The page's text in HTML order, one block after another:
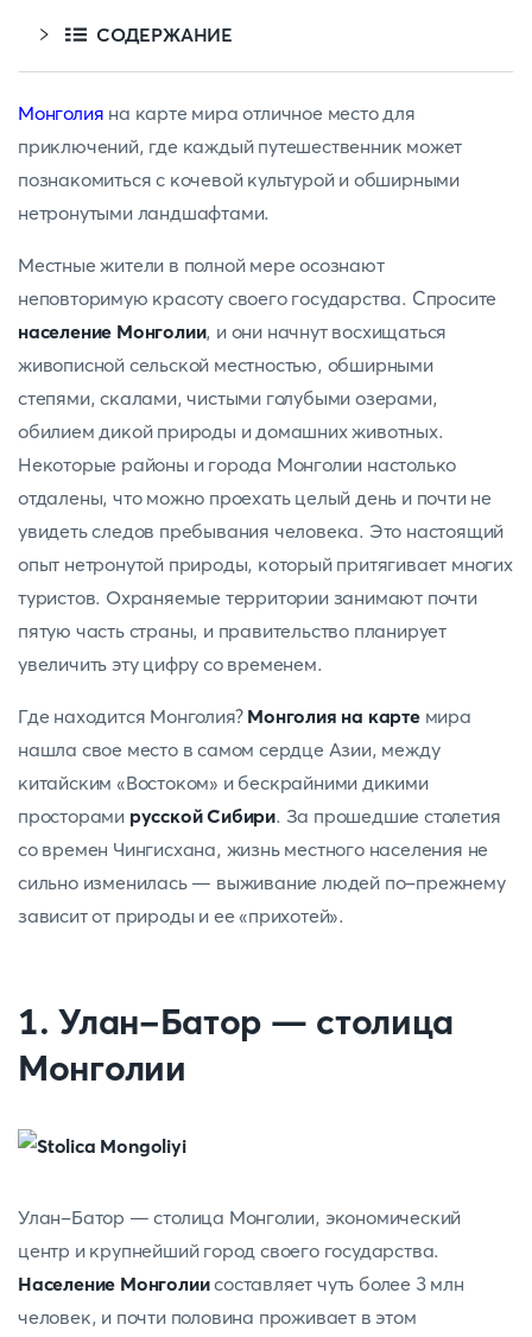
СОДЕРЖАНИЕ
Монголия на карте мира отличное место для
приключений, где каждый путешественник может
познакомиться с кочевой культурой и обширными
нетронутыми ландшафтами.
Местные жители в полной мере осознают
неповторимую красоту своего государства. Спросите
население Монголии, и они начнут восхищаться
живописной сельской местностью, обширными
степями, скалами, чистыми голубыми озерами,
обилием дикой природы и домашних животных.
Некоторые районы и города Монголии настолько
отдалены, что можно проехать целый день и почти не
увидеть следов пребывания человека. Это настоящий
опыт нетронутой природы, который притягивает многих
туристов. Охраняемые территории занимают почти
пятую часть страны, и правительство планирует
увеличить эту цифру со временем.
Где находится Монголия? Монголия на карте мира
нашла свое место в самом сердце Азии, между
китайским «Востоком» и бескрайними дикими
просторами русской Сибири. За прошедшие столетия
со времен Чингисхана, жизнь местного населения не
сильно изменилась — выживание людей по-прежнему
зависит от природы и ее «прихотей».
1. Улан-Батор — столица
Монголии
Улан-Батор — столица Монголии, экономический
центр и крупнейший город своего государства.
Население Монголиисоставляет чуть более 3 млн
человек, и почти половина проживает в этом